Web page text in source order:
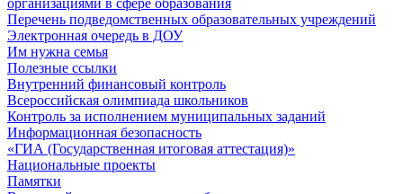
Перечень подведомственных образовательных учреждений
Электронная очередь в ДОУ
Им нужна семья
Полезные ссылки
Внутренний финансовый контроль
Всероссийская олимпиада школьников
Контроль за исполнением муниципальных заданий
Информационная безопасность
«ГИА (Государственная итоговая аттестация)»
Национальные проекты
Памятки